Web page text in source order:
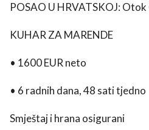
POSAO U HRVATSKOJ:
KUHAR ZA MARENDE
• 1600 EUR neto
• 6 radnih dana, 48 sati tjedno
Smještaj i hrana osigurani